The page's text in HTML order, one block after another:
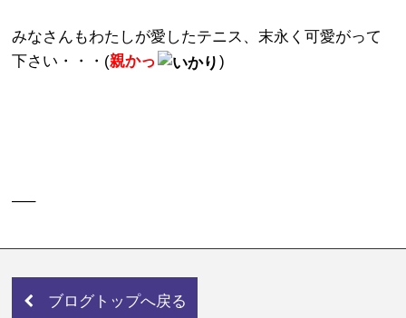
みなさんもわたしが愛したテニス、末永く可愛がって
下さい・・・(親かっ )
—–
ブログトップへ戻る